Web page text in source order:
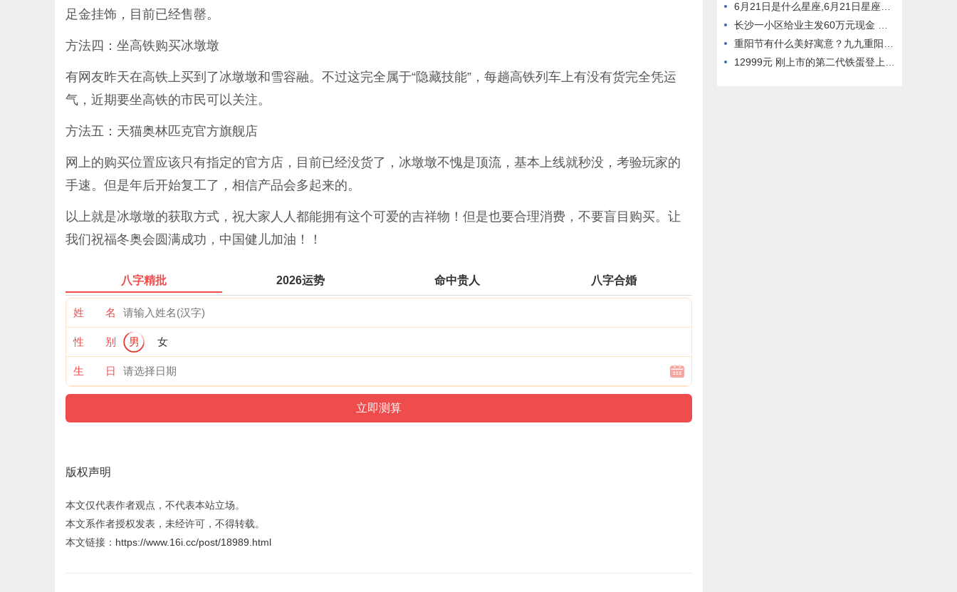
足金挂饰，目前已经售罄。
方法四：坐高铁购买冰墩墩
有网友昨天在高铁上买到了冰墩墩和雪容融。不过这完全属于“隐藏技能”，每趟高铁列车上有没有货完全凭运
气，近期要坐高铁的市民可以关注。
方法五：天猫奥林匹克官方旗舰店
网上的购买位置应该只有指定的官方店，目前已经没货了，冰墩墩不愧是顶流，基本上线就秒没，考验玩家的
手速。但是年后开始复工了，相信产品会多起来的。
以上就是冰墩墩的获取方式，祝大家人人都能拥有这个可爱的吉祥物！但是也要合理消费，不要盲目购买。让
我们祝福冬奥会圆满成功，中国健儿加油！！
八字精批 2026运势 命中贵人 八字合婚
姓 名
性 别 男 女
生 日
版权声明
本文仅代表作者观点，不代表本站立场。
本文系作者授权发表，未经许可，不得转载。
本文链接： https://www.16i.cc/post/18989.html
6月21日是什么星座,6月21日星座性格如何？
长沙一小区给业主发60万元现金 网友集体羡慕：这样的物业哪找
重阳节有什么美好寓意？九九重阳节是祭祀的日子吗？
12999元 刚上市的第二代铁蛋登上《新闻联播》 网友：太酷了